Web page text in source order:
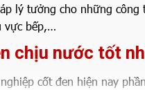
lý tưởng cho những
vực bếp,…
chịu nước tốt
cốt đen hiện nay